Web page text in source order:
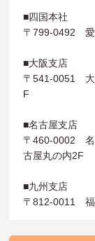
■四国本社
〒799-0492 愛
■大阪支店
〒541-0051 大
F
■名古屋支店
〒460-0002 名
古屋丸の内2F
■九州支店
〒812-0011 福